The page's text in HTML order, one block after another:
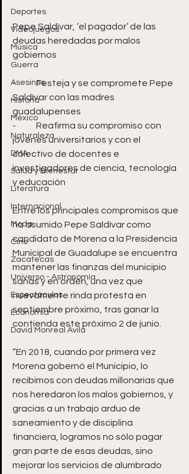
Deportes
Videojuegos
Música
Guerra
Asesinos
Historia
México
Naturaleza
DMA
Salud y Bienestar
Literatura
Internacional
Moda
Cine
Zacatecas
Universo - Astronomía
Espectáculos
Economía
David Monreal Ávila
Pepe Saldívar, ‘el pagador’ de las
deudas heredadas por malos
gobiernos
-	Festeja y se compromete Pepe
Saldívar con las madres
guadalupenses
-	Reafirma su compromiso con
jóvenes universitarios y con el
colectivo de docentes e
investigadores de ciencia, tecnología
y educación
Entre los principales compromisos que
ha asumido Pepe Saldívar como
candidato de Morena a la Presidencia
Municipal de Guadalupe se encuentra
mantener las finanzas del municipio
sanas y en orden, una vez que
nuevamente rinda protesta en
septiembre próximo, tras ganar la
contienda este próximo 2 de junio.
“En 2018, cuando por primera vez
Morena gobernó el Municipio, lo
recibimos con deudas millonarias que
nos heredaron los malos gobiernos, y
gracias a un trabajo arduo de
saneamiento y de disciplina
financiera, logramos no sólo pagar
gran parte de esas deudas, sino
mejorar los servicios de alumbrado